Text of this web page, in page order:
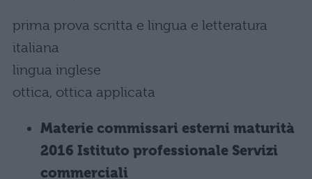
prima prova scritta e lingua e letteratura
italiana
lingua inglese
ottica, ottica applicata
Materie commissari esterni maturità
2016 Istituto professionale Servizi
commerciali